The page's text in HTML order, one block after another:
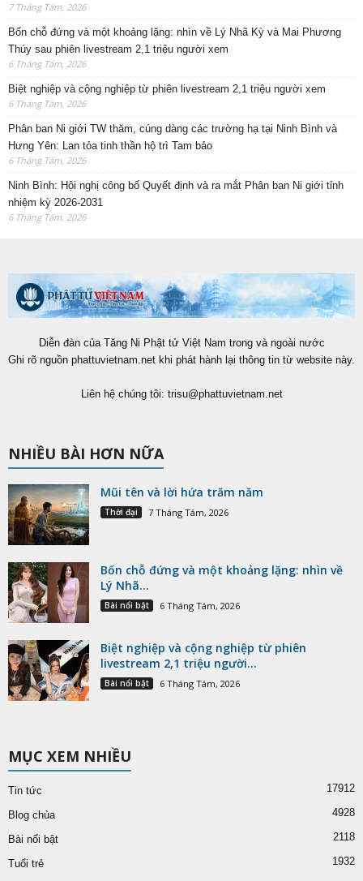
7 Tháng Tám, 2026
Bốn chỗ đứng và một khoảng lặng: nhìn về Lý Nhã Kỳ và Mai Phương
Thúy sau phiên livestream 2,1 triệu người xem
6 Tháng Tám, 2026
Biệt nghiệp và cộng nghiệp từ phiên livestream 2,1 triệu người xem
6 Tháng Tám, 2026
Phân ban Ni giới TW thăm, cúng dàng các trường hạ tại Ninh Bình và
Hưng Yên: Lan tỏa tinh thần hộ trì Tam bảo
6 Tháng Tám, 2026
Ninh Bình: Hội nghị công bố Quyết định và ra mắt Phân ban Ni giới tỉnh
nhiệm kỳ 2026-2031
6 Tháng Tám, 2026
Diễn đàn của Tăng Ni Phật tử Việt Nam trong và ngoài nước
Ghi rõ nguồn phattuvietnam.net khi phát hành lại thông tin từ website này.
Liên hệ chúng tôi: trisu@phattuvietnam.net
NHIỀU BÀI HƠN NỮA
Mũi tên và lời hứa trăm năm
Thời đại 7 Tháng Tám, 2026
Bốn chỗ đứng và một khoảng lặng: nhìn về
Lý Nhã...
Bài nổi bật 6 Tháng Tám, 2026
Biệt nghiệp và cộng nghiệp từ phiên
livestream 2,1 triệu người...
Bài nổi bật 6 Tháng Tám, 2026
MỤC XEM NHIỀU
Tin tức 17912
Blog chùa 4928
Bài nổi bật 2118
Tuổi trẻ
1932